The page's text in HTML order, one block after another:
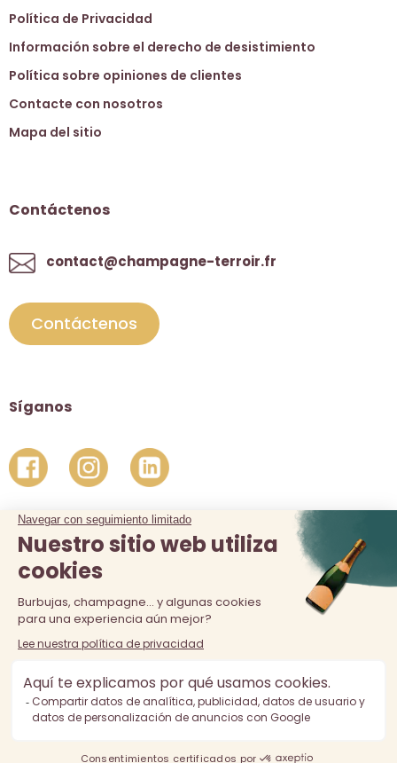
Política de Privacidad
Información sobre el derecho de desistimiento
Política sobre opiniones de clientes
Contacte con nosotros
Mapa del sitio
Contáctenos
contact@champagne-terroir.fr
Contáctenos
Síganos
La venta de alcohol está prohibida a los menores de 18 años.
El consumo excesivo de alcohol es perjudicial para la salud,